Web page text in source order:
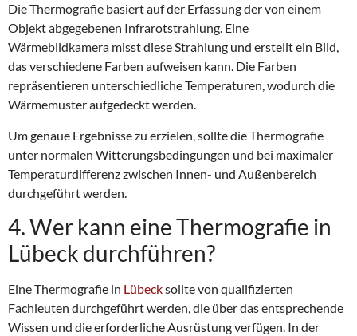
Die Thermografie basiert auf der Erfassung der von einem
Objekt abgegebenen Infrarotstrahlung. Eine
Wärmebildkamera misst diese Strahlung und erstellt ein Bild,
das verschiedene Farben aufweisen kann. Die Farben
repräsentieren unterschiedliche Temperaturen, wodurch die
Wärmemuster aufgedeckt werden.
Um genaue Ergebnisse zu erzielen, sollte die Thermografie
unter normalen Witterungsbedingungen und bei maximaler
Temperaturdifferenz zwischen Innen- und Außenbereich
durchgeführt werden.
4. Wer kann eine Thermografie in
Lübeck durchführen?
Eine Thermografie in Lübecksollte von qualifizierten
Fachleuten durchgeführt werden, die über das entsprechende
Wissen und die erforderliche Ausrüstung verfügen. In der